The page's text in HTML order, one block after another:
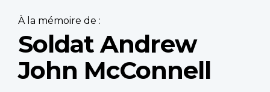
À la mémoire de :
Soldat Andrew
John McConnell